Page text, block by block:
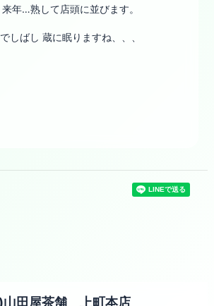
来年…熟して店頭に並びます。
しばし 蔵に眠りますね、、、
山田屋茶舗 上町本店